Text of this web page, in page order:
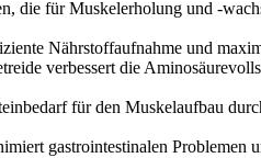
die für Muskelerholung und -
Nährstoffaufnahme und
verbessert die
für den Muskelaufbau
gastrointestinalen Problemen